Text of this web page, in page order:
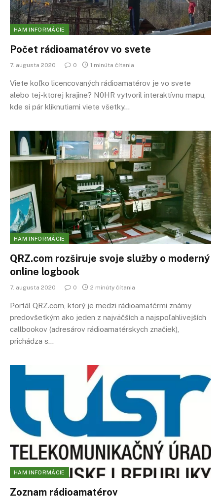
HAM INFORMÁCIE
Počet rádioamatérov vo svete
7. augusta 2020 0 1 minúta čítania
Viete koľko licencovaných rádioamatérov je vo svete
alebo tej-ktorej krajine? N0HR vytvoril interaktívnu mapu,
kde si pár kliknutiami viete všetky…
HAM INFORMÁCIE
QRZ.com rozširuje svoje služby o moderný
online logbook
7. augusta 2020 0 2 minúty čítania
Portál QRZ.com, ktorý je medzi rádioamatérmi známy
predovšetkým ako jeden z najväčších a najspoľahlivejších
callbookov (adresárov rádioamatérskych značiek),
prichádza s…
HAM INFORMÁCIE
Zoznam rádioamatérov